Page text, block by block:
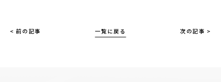
< 前の記事 一覧に戻る 次の記事 >